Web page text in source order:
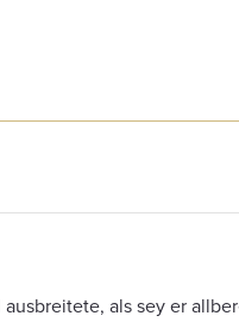
als sey er